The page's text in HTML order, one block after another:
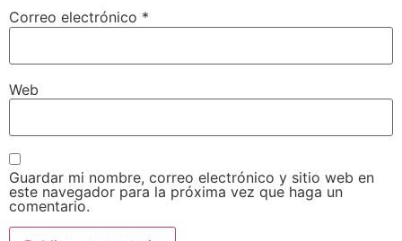
Correo electrónico *
Web
Guardar mi nombre, correo electrónico y sitio web en
este navegador para la próxima vez que haga un
comentario.